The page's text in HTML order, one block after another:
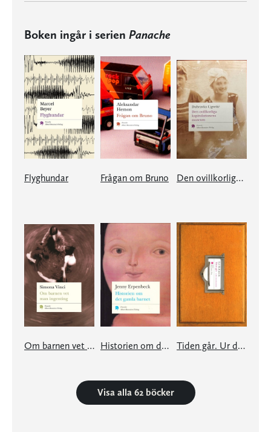
Boken ingår i serien Panache
Flyghundar Frågan om Bruno Den ovillkorliga kapitulationens museum
Om barnen vet man ingenting Historien om det gamla barnet Tiden går. Ur det stora kartoteket
Visa alla 62 böcker